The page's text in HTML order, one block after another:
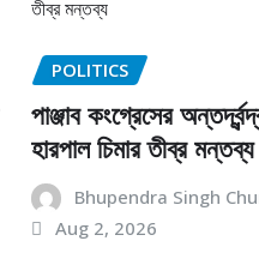
POLITICS
পাঞ্জাব কংগ্রেসের
হারপাল চিমার তীব্র মন্তব্য
Bhupendra Singh
Aug 2, 2026